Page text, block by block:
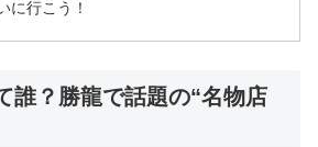
に行こう！
誰？勝龍で話題の“名物店